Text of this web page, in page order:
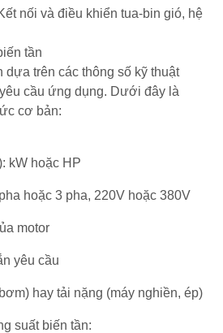
nối và điều khiển tua-bin gió, hệ
tần
dựa trên các thông số kỹ thuật
cầu ứng dụng. Dưới đây là
cơ bản:
kW hoặc HP
hoặc 3 pha, 220V hoặc 380V
motor
yêu cầu
hay tải nặng (máy nghiền, ép)
suất biến tần: